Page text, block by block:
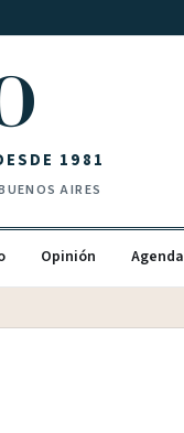
1981
AIRES
Opinión Agenda